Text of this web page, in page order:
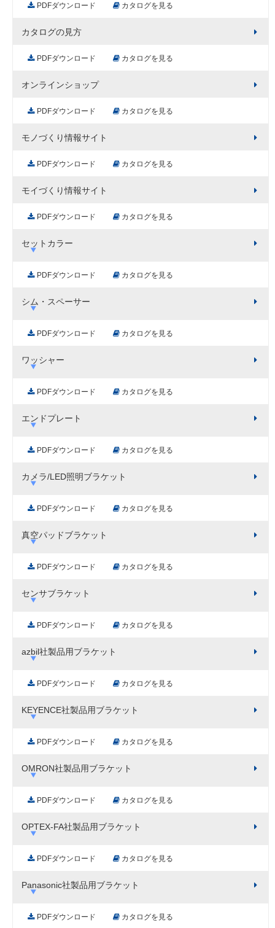
PDFダウンロード カタログを見る
カタログの見方
PDFダウンロード カタログを見る
オンラインショップ
PDFダウンロード カタログを見る
モノづくり情報サイト
PDFダウンロード カタログを見る
モイづくり情報サイト
PDFダウンロード カタログを見る
セットカラー
PDFダウンロード カタログを見る
シム・スペーサー
PDFダウンロード カタログを見る
ワッシャー
PDFダウンロード カタログを見る
エンドプレート
PDFダウンロード カタログを見る
カメラ/LED照明ブラケット
PDFダウンロード カタログを見る
真空パッドブラケット
PDFダウンロード カタログを見る
センサブラケット
PDFダウンロード カタログを見る
azbil社製品用ブラケット
PDFダウンロード カタログを見る
KEYENCE社製品用ブラケット
PDFダウンロード カタログを見る
OMRON社製品用ブラケット
PDFダウンロード カタログを見る
OPTEX-FA社製品用ブラケット
PDFダウンロード カタログを見る
Panasonic社製品用ブラケット
PDFダウンロード カタログを見る